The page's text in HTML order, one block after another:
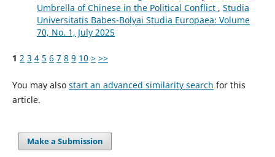
Umbrella of Chinese in the Political Conflict , Studia
Universitatis Babes-Bolyai Studia Europaea: Volume
70, No. 1, July 2025
1 2 3 4 5 6 7 8 9 10 > >>
You may also start an advanced similarity search for this
article.
Make a Submission